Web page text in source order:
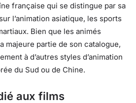
française qui se distingue par sa
l’animation asiatique, les sports
Bien que les animés
majeure partie de son catalogue,
à d’autres styles d’animation
du Sud ou de Chine.
aux films